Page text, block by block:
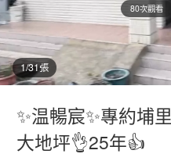
80次觀看
1/31張
✨温暢宸✨專約埔
大地坪👌25年👍